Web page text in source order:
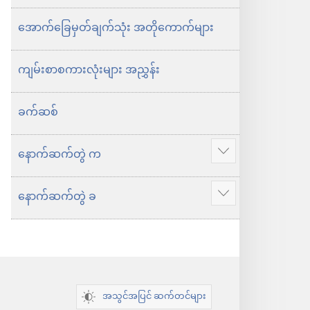
အောက်ခြေမှတ်ချက်သုံး အတိုကောက်များ
ကျမ်းစာစကားလုံးများ အညွှန်း
ခက်ဆစ်
နောက်ဆက်တွဲ က
ပို
ပြ
ပါ
နောက်ဆက်တွဲ ခ
ပို
ပြ
အသွင်အပြင် ဆက်တင်များ